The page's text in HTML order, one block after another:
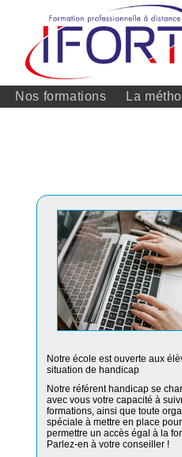
Nos formations La
Notre école est ouverte aux
situation de handicap
Notre référent handicap se
avec vous votre capacité à
formations, ainsi que toute
spéciale à mettre en place
permettre un accès égal à la
Parlez-en à votre conseiller !